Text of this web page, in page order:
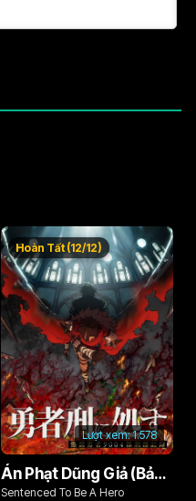
Lượt xem:1.578
Hoàn Tất (12/12)
Án Phạt Dũng Giả (Bản Án Anh Hùng)
Sentenced To Be A Hero